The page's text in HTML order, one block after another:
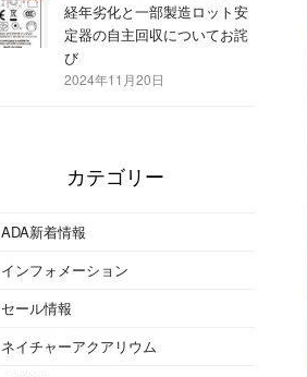
経年劣化と一部製造ロット安
定器の自主回収についてお詫
び
2024年11月20日
カテゴリー
ADA新着情報
インフォメーション
セール情報
ネイチャーアクアリウム